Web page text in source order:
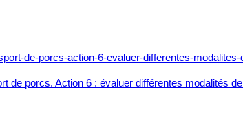
de porcs. Action 6 : évaluer différentes modalités